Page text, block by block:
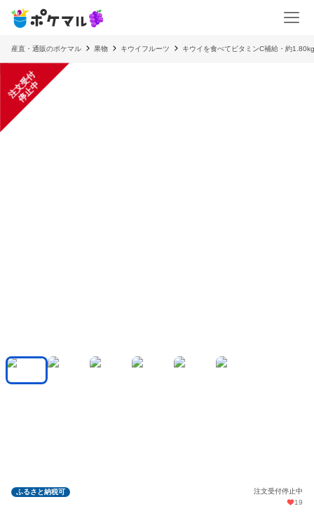
産直・通販のポケマル 果物 キウイフルーツ キウイを食べてビタミンC補給・約
注
文
受
付
停
止
中
ふるさと納税可
注文受付停止中
19